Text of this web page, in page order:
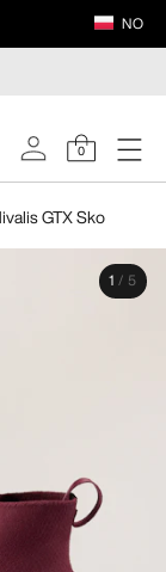
NO
0
GTX Sko
1 / 5